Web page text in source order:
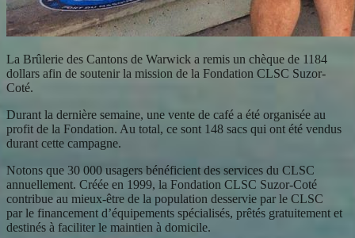
La Brûlerie des Cantons de Warwick a remis un chèque de 1184
dollars afin de soutenir la mission de la Fondation CLSC Suzor-
Coté.
Durant la dernière semaine, une vente de café a été organisée au
profit de la Fondation. Au total, ce sont 148 sacs qui ont été vendus
durant cette campagne.
Notons que 30 000 usagers bénéficient des services du CLSC
annuellement. Créée en 1999, la Fondation CLSC Suzor-Coté
contribue au mieux-être de la population desservie par le CLSC
par le financement d’équipements spécialisés, prêtés gratuitement et
destinés à faciliter le maintien à domicile.